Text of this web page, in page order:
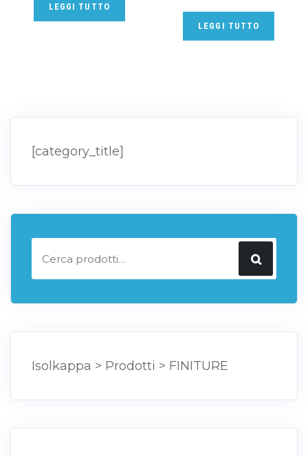
LEGGI TUTTO
LEGGI TUTTO
[category_title]
Isolkappa > Prodotti > FINITURE